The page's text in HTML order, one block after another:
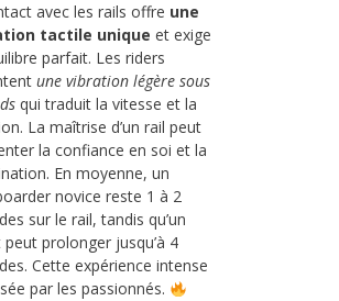
avec les rails offre une
tactile unique et exige
parfait. Les riders
une vibration légère sous
qui traduit la vitesse et la
La maîtrise d’un rail peut
la confiance en soi et la
En moyenne, un
novice reste 1 à 2
sur le rail, tandis qu’un
prolonger jusqu’à 4
Cette expérience intense
par les passionnés.